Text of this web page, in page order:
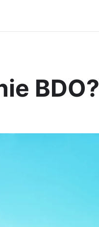
BDO?